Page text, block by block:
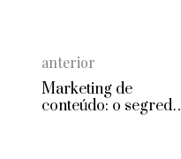
anterior
Marketing de
conteúdo: o segredo